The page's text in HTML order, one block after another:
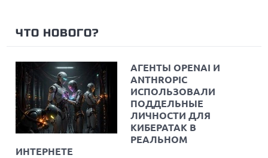
ЧТО НОВОГО?
АГЕНТЫ OPENAI И
ANTHROPIC
ИСПОЛЬЗОВАЛИ
ПОДДЕЛЬНЫЕ
ЛИЧНОСТИ ДЛЯ
КИБЕРАТАК В
РЕАЛЬНОМ
ИНТЕРНЕТЕ